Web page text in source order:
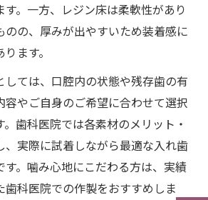
。一方、レジン床は柔軟性があり
のの、厚みが出やすいため装着感に
ます。
しては、口腔内の状態や残存歯の有
容やご自身のご希望に合わせて選択
歯科医院では各素材のメリット・
、実際に試着しながら最適な入れ歯
す。噛み心地にこだわる方は、実績
科医院での作製をおすすめしま